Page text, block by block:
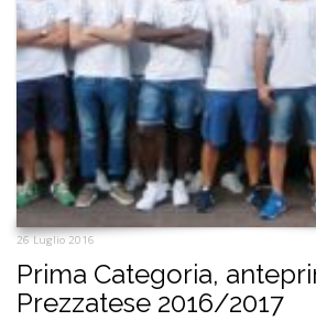
26 Luglio 2016
Prima Categoria,
Prezzatese 2016/2017